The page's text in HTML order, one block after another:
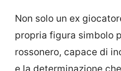
Non solo un ex
propria figura simbolo
rossonero, capace di